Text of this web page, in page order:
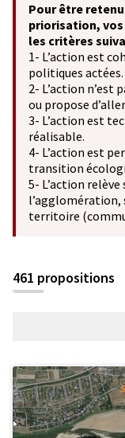
Pour être
priorisation,
les critères
1- L’action est
politiques actées.
2- L’action n’est
ou propose
3- L’action est
réalisable.
4- L’action est
transition
5- L’action
l’agglomération,
territoire
461 propositions